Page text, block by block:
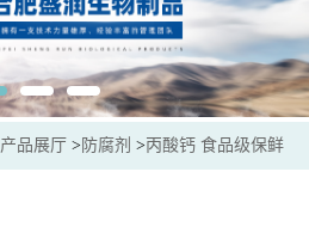
产品展厅 > 防腐剂 >丙酸钙 食品级保鲜